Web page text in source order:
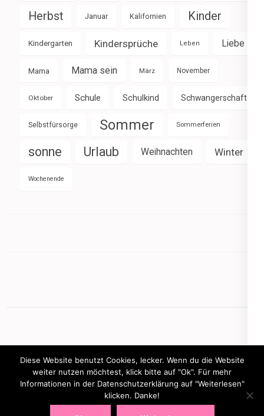
Herbst Januar Kalifornien Kinder
Kindergarten Kindersprüche Leben Liebe
Mama Mama sein März November
Oktober Schule Schulkind Schwangerschaft
Selbstfürsorge Sommer Sommerferien
sonne Urlaub Weihnachten Winter
Wochenende
mamasbusiness.de
Diese Website benutzt Cookies, lecker. Wenn du die Website
weiter nutzen möchtest, klick bitte auf "Ok". Für mehr
Informationen in der Datenschutzerklärung auf "Weiterlesen"
klicken. Danke!